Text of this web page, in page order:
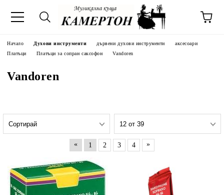
Начало Духови инструменти дървени духови инструменти
аксесоари
Платъци
Платъци за сопран саксофон Vandoren
Vandoren
« 1 2 3 4 »